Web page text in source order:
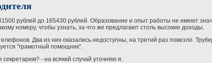
рублей до 165430 рублей. Образование и опыт работы не имеют
номеру, чтобы узнать, за что же предлагают столь высокие доходы.
Два из них оказались недоступны, на третий раз повезло.
"грамотный помощник".
- на всякий случай уточняю я.